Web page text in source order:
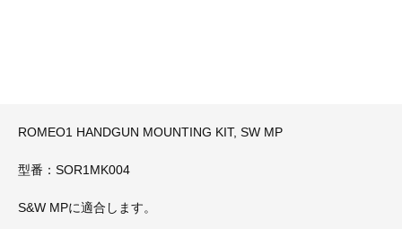
ROMEO1 HANDGUN MOUNTING KIT, SW MP
型番：SOR1MK004
S&W MPに適合します。